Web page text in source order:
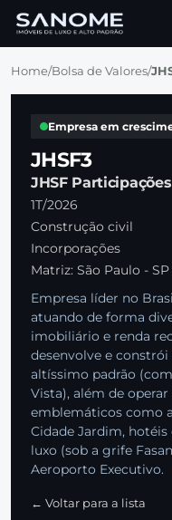
Home/Bolsa de Valores/
Empresa em
JHSF3
JHSF Participações
1T/2026
Construção civil
Incorporações
Matriz: São Paulo - SP
Empresa líder no
atuando de forma
imobiliário e renda
desenvolve e
altíssimo padrão
Vista), além de
emblemáticos como
Cidade Jardim,
luxo (sob a grife
Aeroporto Executivo.
← Voltar para a lista